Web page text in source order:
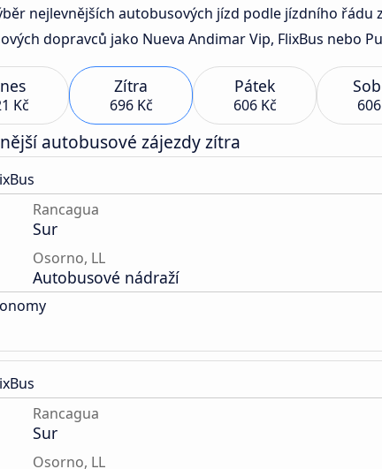
nejlevnějších autobusových jízd podle jízdního řádu
dopravců jako Nueva Andimar Vip, FlixBus nebo
Kč
Zítra
696 Kč
Pátek
606 Kč
autobusové zájezdy zítra
Rancagua
Sur
Osorno, LL
Autobusové nádraží
Rancagua
Sur
Osorno, LL